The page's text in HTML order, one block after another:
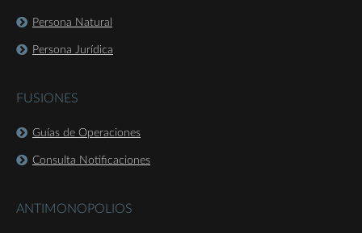
Persona Natural
Persona Jurídica
FUSIONES
Guías de Operaciones
Consulta Notificaciones
ANTIMONOPOLIOS